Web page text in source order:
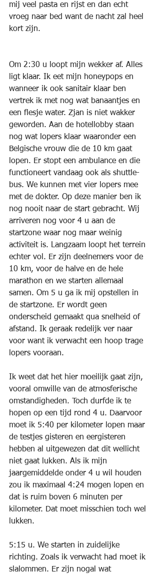
mij veel pasta en rijst en dan echt
vroeg naar bed want de nacht zal heel
kort zijn.
Om 2:30 u loopt mijn wekker af. Alles
ligt klaar. Ik eet mijn honeypops en
wanneer ik ook sanitair klaar ben
vertrek ik met nog wat banaantjes en
een flesje water. Zjan is niet wakker
geworden. Aan de hotellobby staan
nog wat lopers klaar waaronder een
Belgische vrouw die de 10 km gaat
lopen. Er stopt een ambulance en die
functioneert vandaag ook als shuttle-
bus. We kunnen met vier lopers mee
met de dokter. Op deze manier ben ik
nog nooit naar de start gebracht. Wij
arriveren nog voor 4 u aan de
startzone waar nog maar weinig
activiteit is. Langzaam loopt het terrein
echter vol. Er zijn deelnemers voor de
10 km, voor de halve en de hele
marathon en we starten allemaal
samen. Om 5 u ga ik mij opstellen in
de startzone. Er wordt geen
onderscheid gemaakt qua snelheid of
afstand. Ik geraak redelijk ver naar
voor want ik verwacht een hoop trage
lopers vooraan.
Ik weet dat het hier moeilijk gaat zijn,
vooral omwille van de atmosferische
omstandigheden. Toch durfde ik te
hopen op een tijd rond 4 u. Daarvoor
moet ik 5:40 per kilometer lopen maar
de testjes gisteren en eergisteren
hebben al uitgewezen dat dit wellicht
niet gaat lukken. Als ik mijn
jaargemiddelde onder 4 u wil houden
zou ik maximaal 4:24 mogen lopen en
dat is ruim boven 6 minuten per
kilometer. Dat moet misschien toch wel
lukken.
5:15 u. We starten in zuidelijke
richting. Zoals ik verwacht had moet ik
slalommen. Er zijn nogal wat